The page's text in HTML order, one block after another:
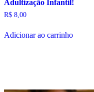
Adultização Infantil!
R$ 8,00
Adicionar ao carrinho